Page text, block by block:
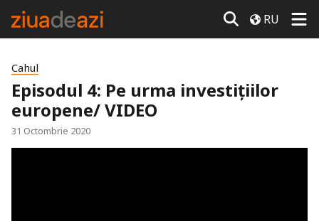
RU
Cahul
Episodul 4: Pe urma investițiilor
europene/ VIDEO
31 Octombrie 2020